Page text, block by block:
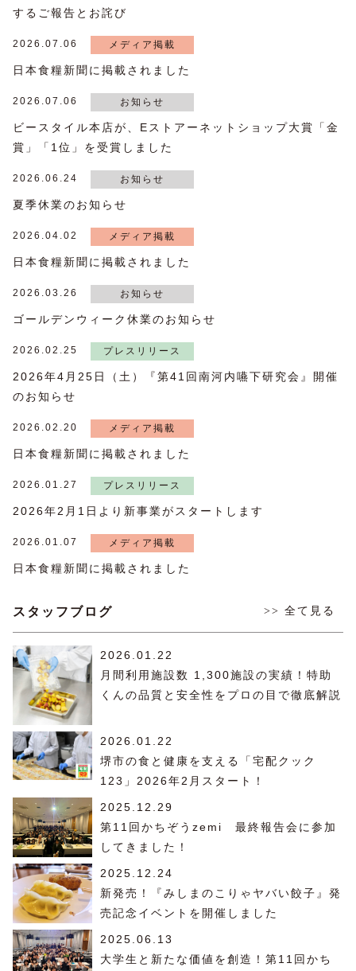
するご報告とお詫び
2026.07.06 メディア掲載
日本食糧新聞に掲載されました
2026.07.06 お知らせ
ビースタイル本店が、Eストアーネットショップ大賞「金
賞」「1位」を受賞しました
2026.06.24 お知らせ
夏季休業のお知らせ
2026.04.02 メディア掲載
日本食糧新聞に掲載されました
2026.03.26 お知らせ
ゴールデンウィーク休業のお知らせ
2026.02.25 プレスリリース
2026年4月25日（土）『第41回南河内嚥下研究会』開催
のお知らせ
2026.02.20 メディア掲載
日本食糧新聞に掲載されました
2026.01.27 プレスリリース
2026年2月1日より新事業がスタートします
2026.01.07 メディア掲載
日本食糧新聞に掲載されました
スタッフブログ >> 全て見る
2026.01.22
月間利用施設数 1,300施設の実績！特助
くんの品質と安全性をプロの目で徹底解説
2026.01.22
堺市の食と健康を支える「宅配クック
123」2026年2月スタート！
2025.12.29
第11回かちぞうzemi 最終報告会に参加
してきました！
2025.12.24
新発売！『みしまのこりゃヤバい餃子』発
売記念イベントを開催しました
2025.06.13
大学生と新たな価値を創造！第11回かち